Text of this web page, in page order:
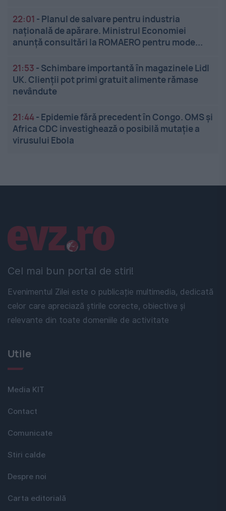
22:01 - Planul de salvare pentru industria
națională de apărare. Ministrul Economiei
anunță consultări la ROMAERO pentru mode...
21:53 - Schimbare importantă în magazinele Lidl
UK. Clienții pot primi gratuit alimente rămase
nevândute
21:44- Epidemie fără precedent în Congo. OMS și
Africa CDC investighează o posibilă mutație a
virusului Ebola
Cel mai bun portal de stiri!
Evenimentul Zilei este o publicație multimedia, dedicată
celor care apreciază știrile corecte, obiective și
relevante din toate domeniile de activitate
Linkuri utile
Utile
Media KIT
Contact
Comunicate
Stiri calde
Despre noi
Carta editorială